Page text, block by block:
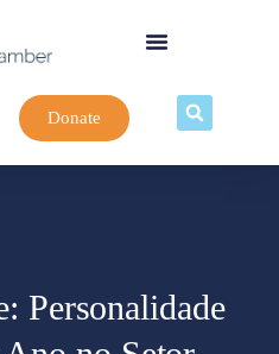
Donate
Personalidade